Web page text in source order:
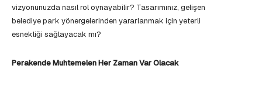
vizyonunuzda nasıl rol oynayabilir? Tasarımınız, gelişen
belediye park yönergelerinden yararlanmak için yeterli
esnekliği sağlayacak mı?
Perakende Muhtemelen Her Zaman Var Olacak